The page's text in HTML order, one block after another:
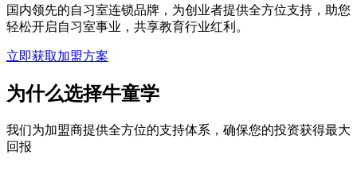
国内领先的自习室连锁品牌，为创业者提供全方位支持，助您
轻松开启自习室事业，共享教育行业红利。
立即获取加盟方案
为什么选择牛童学
我们为加盟商提供全方位的支持体系，确保您的投资获得最大
回报